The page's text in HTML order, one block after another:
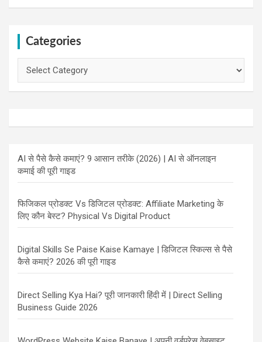
Categories
AI से पैसे कैसे कमाएं? 9 आसान तरीके (2026) | AI से ऑनलाइन
कमाई की पूरी गाइड
फिजिकल प्रोडक्ट Vs डिजिटल प्रोडक्ट: Affiliate Marketing के
लिए कौन बेस्ट? Physical Vs Digital Product
Digital Skills Se Paise Kaise Kamaye | डिजिटल स्किल्स से पैसे
कैसे कमाएं? 2026 की पूरी गाइड
Direct Selling Kya Hai? पूरी जानकारी हिंदी में | Direct Selling
Business Guide 2026